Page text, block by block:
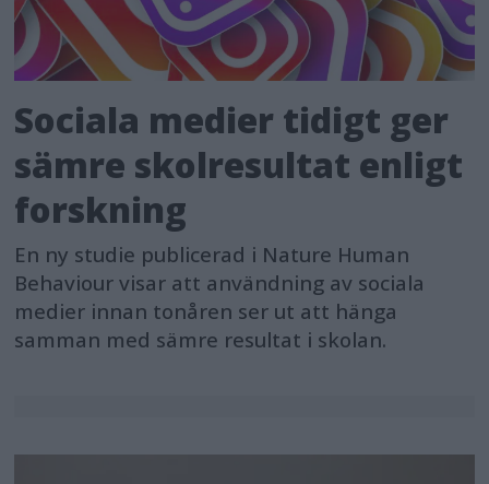
Sociala medier tidigt ger
sämre skolresultat enligt
forskning
En ny studie publicerad i Nature Human
Behaviour visar att användning av sociala
medier innan tonåren ser ut att hänga
samman med sämre resultat i skolan.